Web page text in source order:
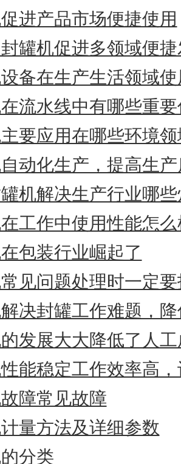
进产品市场便捷使用
罐机促进多领域便
备在生产生活领域
流水线中有哪些重
要应用在哪些环境
动化生产，提高生
机解决生产行业哪
工作中使用性能怎
包装行业崛起了
见问题处理时一定
决封罐工作难题，
发展大大降低了人
能稳定工作效率高
障常见故障
量方法及详细参数
分类